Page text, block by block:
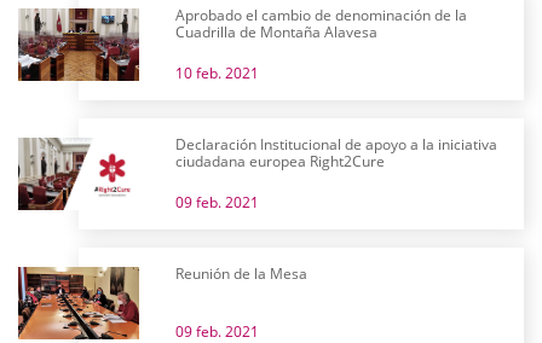
Aprobado el cambio de denominación de la
Cuadrilla de Montaña Alavesa
10 feb. 2021
Declaración Institucional de apoyo a la iniciativa
ciudadana europea Right2Cure
09 feb. 2021
Reunión de la Mesa
09 feb. 2021